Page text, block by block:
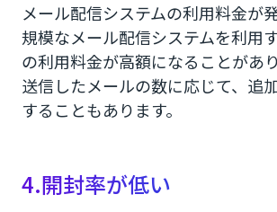
メール配信システムの利用料金が
規模なメール配信システムを利用
の利用料金が高額になることがあ
送信したメールの数に応じて、追
することもあります。
4.開封率が低い